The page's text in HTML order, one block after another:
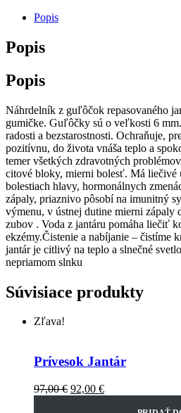
Popis
Popis
Popis
Náhrdelník z guľôčok repasovaného
gumičke. Guľôčky sú o veľkosti 6
radosti a bezstarostnosti. Ochraňuje,
pozitívnu, do života vnáša teplo a
temer všetkých zdravotných
citové bloky, mierni bolesť. Má liečivé
bolestiach hlavy, hormonálnych
zápaly, priaznivo pôsobí na imunitný
výmenu, v ústnej dutine mierni zápaly
zubov . Voda z jantáru pomáha liečiť
ekzémy.Čistenie a nabíjanie – čistíme
jantár je citlivý na teplo a slnečné
nepriamom slnku
Súvisiace produkty
Zľava!
Prívesok Jantár
97,00€ 92,00 €